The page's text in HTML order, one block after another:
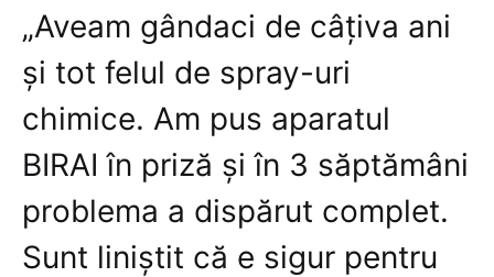
„Aveam gândaci de câțiva ani
și tot felul de spray-uri
chimice. Am pus aparatul
BIRAI în priză și în 3 săptămâni
problema a dispărut complet.
Sunt liniștit că e sigur pentru